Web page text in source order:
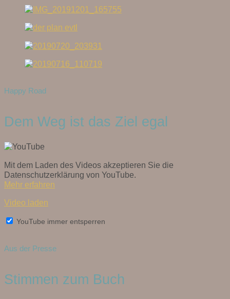
Happy Road
Dem Weg ist das Ziel egal
Mit dem Laden des Videos akzeptieren Sie die
Datenschutzerklärung von YouTube.
Mehr erfahren
Video laden
YouTube immer entsperren
Aus der Presse
Stimmen zum Buch